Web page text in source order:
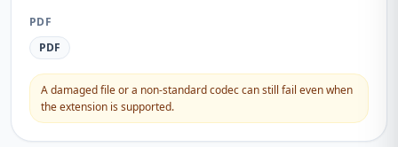
PDF
PDF
A damaged file or a non-standard codec can still fail even when
the extension is supported.